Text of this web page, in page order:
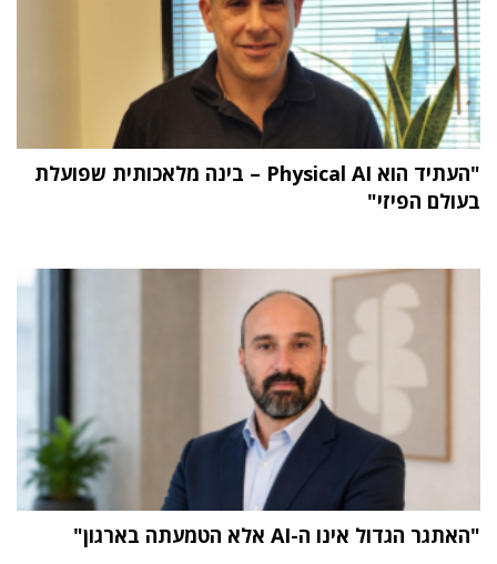
"העתיד הוא Physical AI – בינה מלאכותית שפועלת
בעולם הפיזי"
"האתגר הגדול אינו ה-AI אלא הטמעתה בארגון"